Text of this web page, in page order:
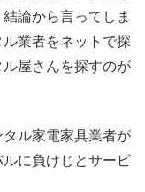
論から言ってしま
業者をネットで探
屋さんを探すのが
ル家電家具業者が
に負けじとサービ